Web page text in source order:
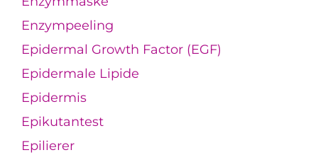
Enzympeeling
Epidermal Growth Factor (EGF)
Epidermale Lipide
Epidermis
Epikutantest
Epilierer